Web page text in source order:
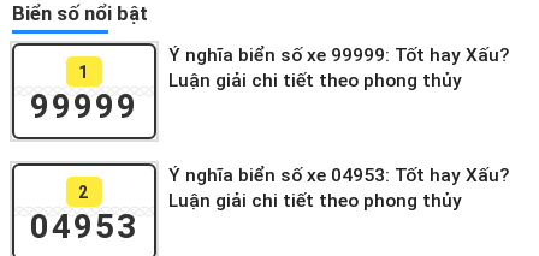
Biển số nổi bật
1
99999
Ý nghĩa biển số xe 99999: Tốt hay Xấu?
Luận giải chi tiết theo phong thủy
2
04953
Ý nghĩa biển số xe 04953: Tốt hay Xấu?
Luận giải chi tiết theo phong thủy